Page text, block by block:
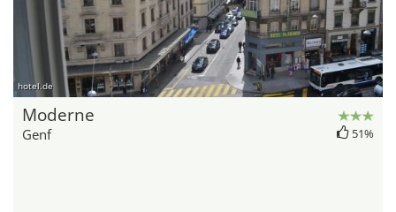
hotel.de
Moderne
Genf 51%